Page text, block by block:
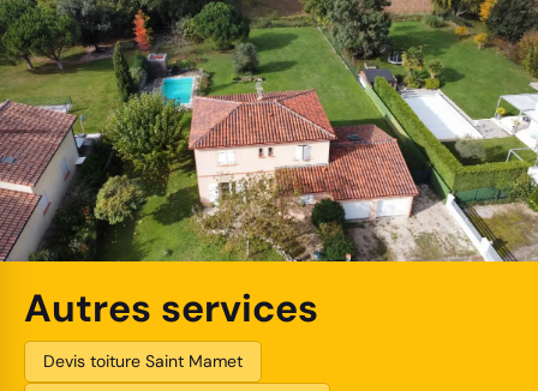
Autres services
Devis toiture Saint Mamet